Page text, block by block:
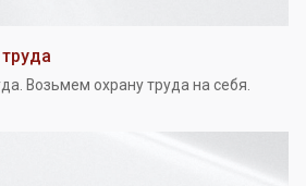
Возьмем охрану труда на себя.